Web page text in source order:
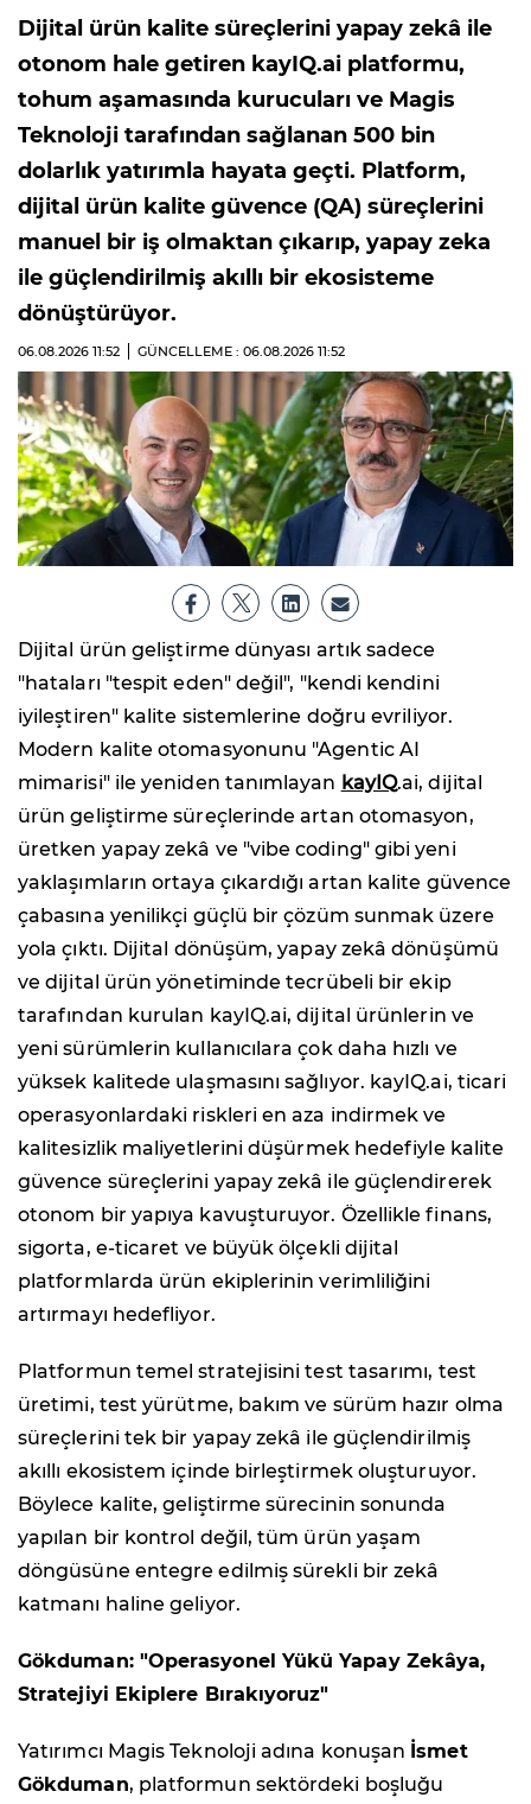
Dijital ürün kalite süreçlerini yapay zekâ ile
otonom hale getiren kayIQ.ai platformu,
tohum aşamasında kurucuları ve Magis
Teknoloji tarafından sağlanan 500 bin
dolarlık yatırımla hayata geçti. Platform,
dijital ürün kalite güvence (QA) süreçlerini
manuel bir iş olmaktan çıkarıp, yapay zeka
ile güçlendirilmiş akıllı bir ekosisteme
dönüştürüyor.
06.08.2026 11:52 GÜNCELLEME : 06.08.2026 11:52
Dijital ürün geliştirme dünyası artık sadece
"hataları "tespit eden" değil", "kendi kendini
iyileştiren" kalite sistemlerine doğru evriliyor.
Modern kalite otomasyonunu "Agentic AI
mimarisi" ile yeniden tanımlayan kayIQ.ai, dijital
ürün geliştirme süreçlerinde artan otomasyon,
üretken yapay zekâ ve "vibe coding" gibi yeni
yaklaşımların ortaya çıkardığı artan kalite güvence
çabasına yenilikçi güçlü bir çözüm sunmak üzere
yola çıktı. Dijital dönüşüm, yapay zekâ dönüşümü
ve dijital ürün yönetiminde tecrübeli bir ekip
tarafından kurulan kayIQ.ai, dijital ürünlerin ve
yeni sürümlerin kullanıcılara çok daha hızlı ve
yüksek kalitede ulaşmasını sağlıyor. kayIQ.ai, ticari
operasyonlardaki riskleri en aza indirmek ve
kalitesizlik maliyetlerini düşürmek hedefiyle kalite
güvence süreçlerini yapay zekâ ile güçlendirerek
otonom bir yapıya kavuşturuyor. Özellikle finans,
sigorta, e-ticaret ve büyük ölçekli dijital
platformlarda ürün ekiplerinin verimliliğini
artırmayı hedefliyor.
Platformun temel stratejisini test tasarımı, test
üretimi, test yürütme, bakım ve sürüm hazır olma
süreçlerini tek bir yapay zekâ ile güçlendirilmiş
akıllı ekosistem içinde birleştirmek oluşturuyor.
Böylece kalite, geliştirme sürecinin sonunda
yapılan bir kontrol değil, tüm ürün yaşam
döngüsüne entegre edilmiş sürekli bir zekâ
katmanı haline geliyor.
Gökduman: "Operasyonel Yükü Yapay Zekâya,
Stratejiyi Ekiplere Bırakıyoruz"
Yatırımcı Magis Teknoloji adına konuşan İsmet
Gökduman, platformun sektördeki boşluğu